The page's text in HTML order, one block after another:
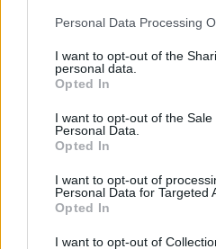
Please note that this website/
not limited to your visit or usage
grant or deny consent to
use your data for below
consent section.
Personal Data Processing
I want to opt-out of the
personal data.
Opted In
I want to opt-out of the Sale
Personal Data.
Opted In
I want to opt-out of
Personal Data for Targeted
Opted In
I want to opt-out of
Του Νικόλαου Λασανιάνου, MD,
Χειρουργός, Διδάκτωρ
Email: nikolaos@lasanianos.gr